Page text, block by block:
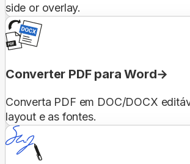
side or overlay.
Converter PDF para Word
Converta PDF em DOC/DOCX
layout e as fontes.